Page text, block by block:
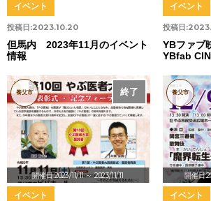
投稿日:2023.10.20
イベント
但馬内 2023年11月のイベント
情報
投稿日:
イベント
YBファブ
YBfab
開催日:2023/11/11～ 2023/11/11
終了
養父市
イベント
開催日
養父市
イベント